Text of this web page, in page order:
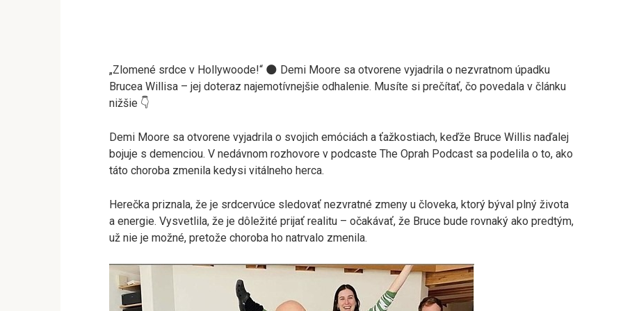
„Zlomené srdce v Hollywoode!“ 🌑 Demi Moore sa otvorene vyjadrila o nezvratnom úpadku
Brucea Willisa – jej doteraz najemotívnejšie odhalenie. Musíte si prečítať, čo povedala v článku
nižšie 👇
Demi Moore sa otvorene vyjadrila o svojich emóciách a ťažkostiach, keďže Bruce Willis naďalej
bojuje s demenciou. V nedávnom rozhovore v podcaste The Oprah Podcast sa podelila o to, ako
táto choroba zmenila kedysi vitálneho herca.
Herečka priznala, že je srdcervúce sledovať nezvratné zmeny u človeka, ktorý býval plný života
a energie. Vysvetlila, že je dôležité prijať realitu – očakávať, že Bruce bude rovnaký ako predtým,
už nie je možné, pretože choroba ho natrvalo zmenila.